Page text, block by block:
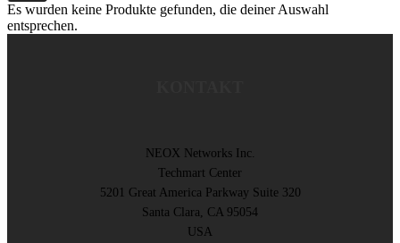
Es wurden keine Produkte gefunden, die deiner Auswahl
entsprechen.
NEOX Networks Inc.
Techmart Center
5201 Great America Parkway Suite 320
Santa Clara, CA 95054
USA